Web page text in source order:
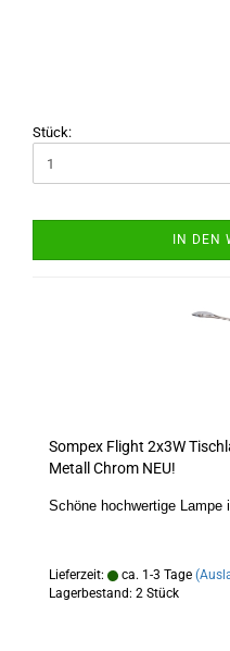
Stück:
IN DEN
Sompex Flight 2x3W
Metall Chrom NEU!
Schöne hochwertige Lampe
Lieferzeit: ca. 1-3 Tage
Lagerbestand: 2 Stück